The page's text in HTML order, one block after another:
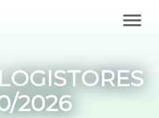
2026